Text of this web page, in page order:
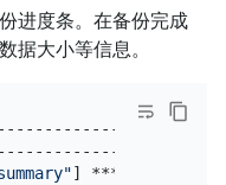
进度条。在备份完成
据大小等信息。